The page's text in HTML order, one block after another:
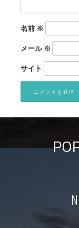
名前 ※
メール※
サイト